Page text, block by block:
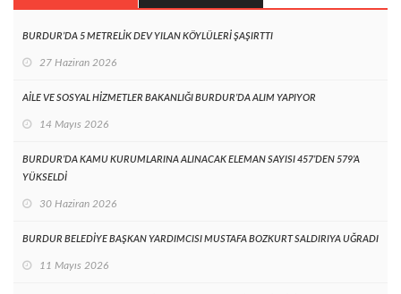
BURDUR’DA 5 METRELİK DEV YILAN KÖYLÜLERİ ŞAŞIRTTI
27 Haziran 2026
AİLE VE SOSYAL HİZMETLER BAKANLIĞI BURDUR’DA ALIM YAPIYOR
14 Mayıs 2026
BURDUR’DA KAMU KURUMLARINA ALINACAK ELEMAN SAYISI 457’DEN 579’A
YÜKSELDİ
30 Haziran 2026
BURDUR BELEDİYE BAŞKAN YARDIMCISI MUSTAFA BOZKURT SALDIRIYA UĞRADI
11 Mayıs 2026